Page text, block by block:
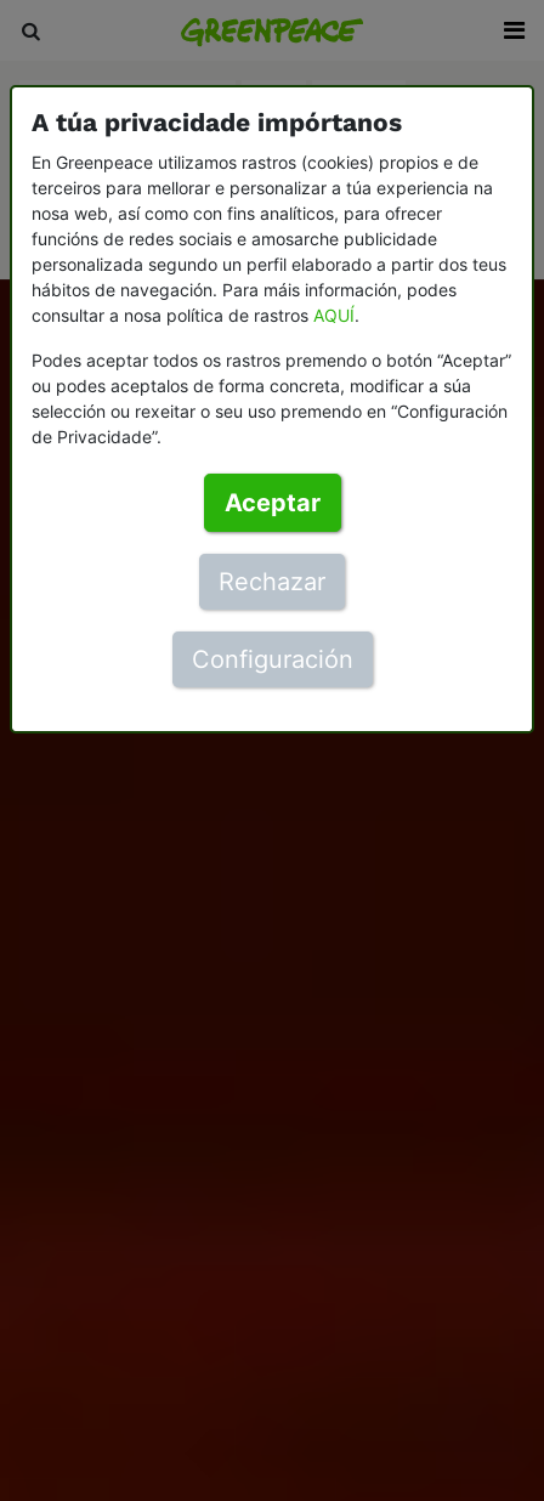
Democracia e contrapoder Desarmamento e paz
Océanos
A túa privacidade impórtanos
En Greenpeace utilizamos rastros (cookies) propios e de
terceiros para mellorar e personalizar a túa experiencia na
nosa web, así como con fins analíticos, para ofrecer
funcións de redes sociais e amosarche publicidade
personalizada segundo un perfil elaborado a partir dos teus
hábitos de navegación. Para máis información, podes
consultar a nosa política de rastros AQUÍ.
Podes aceptar todos os rastros premendo o botón “Aceptar”
ou podes aceptalos de forma concreta, modificar a súa
selección ou rexeitar o seu uso premendo en “Configuración
de Privacidade”.
Aceptar
Rechazar
Configuración